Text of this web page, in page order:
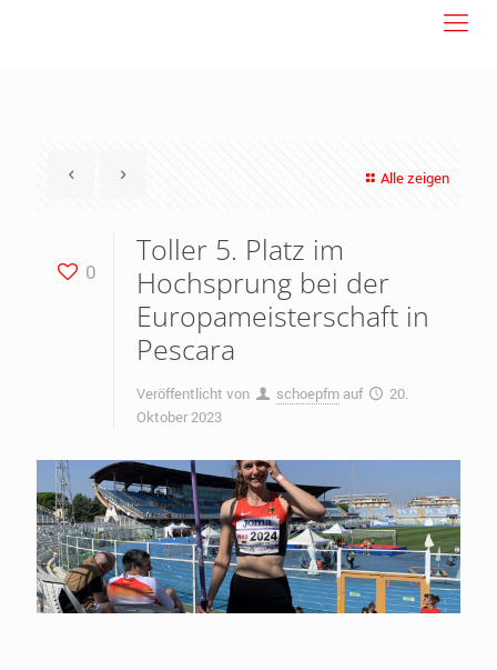
Alle zeigen
0
Toller 5. Platz im
Hochsprung bei der
Europameisterschaft in
Pescara
Veröffentlicht von schoepfm auf
20.
Oktober 2023